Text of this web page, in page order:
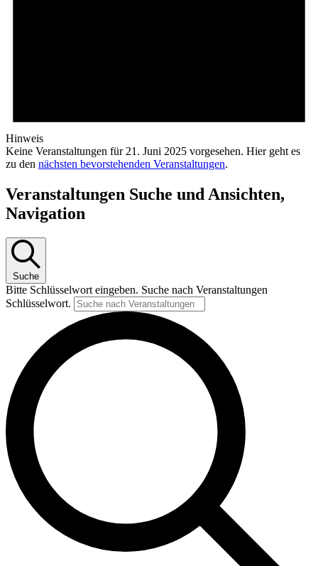
Hinweis
Keine Veranstaltungen für 21. Juni 2025 vorgesehen. Hier geht es
zu den nächsten bevorstehenden Veranstaltungen.
Veranstaltungen Suche und Ansichten,
Navigation
Suche
Bitte Schlüsselwort eingeben. Suche nach Veranstaltungen
Schlüsselwort.